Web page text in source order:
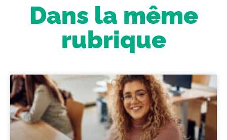
Dans la même
rubrique